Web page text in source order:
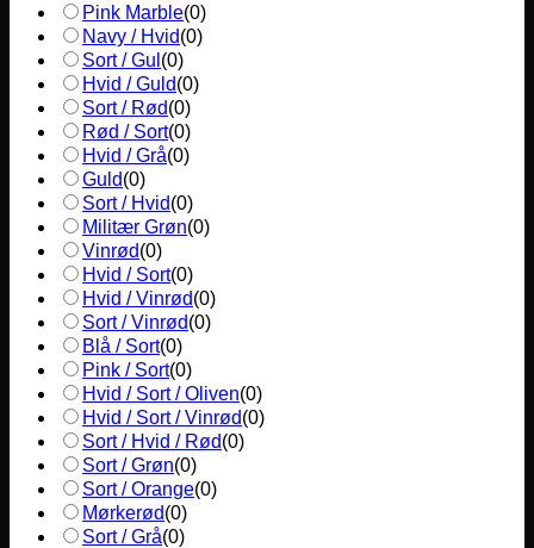
Pink Marble(0)
Navy / Hvid(0)
Sort / Gul (0)
Hvid / Guld(0)
Sort / Rød(0)
Rød / Sort(0)
Hvid / Grå(0)
Guld(0)
Sort / Hvid(0)
Militær Grøn(0)
Vinrød(0)
Hvid / Sort(0)
Hvid / Vinrød(0)
Sort / Vinrød(0)
Blå / Sort(0)
Pink / Sort(0)
Hvid / Sort / Oliven(0)
Hvid / Sort / Vinrød(0)
Sort / Hvid / Rød(0)
Sort / Grøn(0)
Sort / Orange(0)
Mørkerød(0)
Sort / Grå(0)